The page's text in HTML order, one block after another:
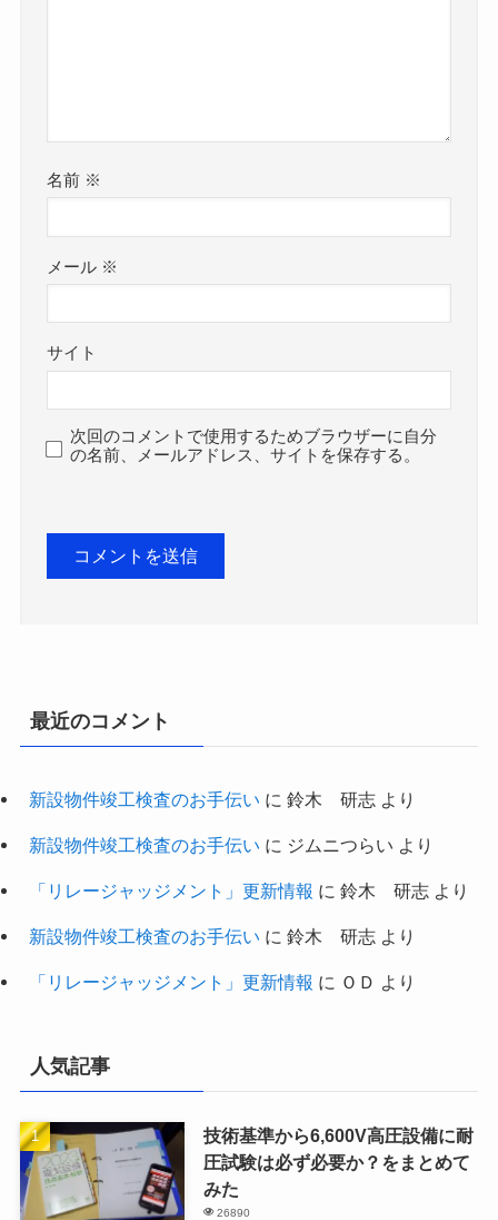
名前 ※
メール ※
サイト
次回のコメントで使用するためブラウザーに自分
の名前、メールアドレス、サイトを保存する。
最近のコメント
新設物件竣工検査のお手伝い に 鈴木 研志より
新設物件竣工検査のお手伝い に ジムニつらい より
「リレージャッジメント」更新情報 に 鈴木 研志より
新設物件竣工検査のお手伝い に 鈴木 研志より
「リレージャッジメント」更新情報 に ＯＤ より
人気記事
技術基準から6,600V高圧設備に耐
圧試験は必ず必要か？をまとめて
みた
26890